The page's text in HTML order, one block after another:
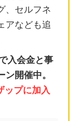
、セルフネ
アなども追
入会金と事
開催中。
ップに加入